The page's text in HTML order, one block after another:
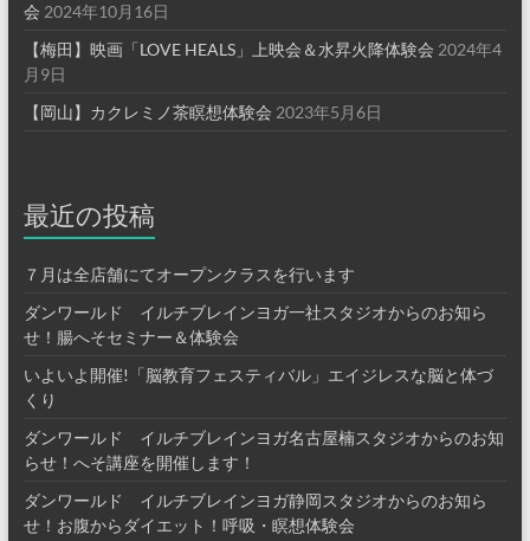
会 2024年10月16日
【梅田】映画「LOVE HEALS」上映会＆水昇火降体験会 2024年4
月9日
【岡山】カクレミノ茶瞑想体験会 2023年5月6日
最近の投稿
７月は全店舗にてオープンクラスを行います
ダンワールド イルチブレインヨガ一社スタジオからのお知ら
せ！腸へそセミナー＆体験会
いよいよ開催!「脳教育フェスティバル」エイジレスな脳と体づ
くり
ダンワールド イルチブレインヨガ名古屋楠スタジオからのお知
らせ！へそ講座を開催します！
ダンワールド イルチブレインヨガ静岡スタジオからのお知ら
せ！お腹からダイエット！呼吸・瞑想体験会